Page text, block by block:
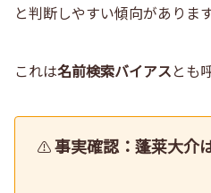
と判断しやすい傾向があります
これは名前検索バイアスとも
⚠️事実確認：蓬莱大介